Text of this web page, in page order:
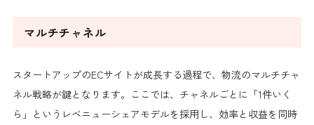
マルチチャネル
スタートアップのECサイトが成長する過程で、物流のマルチチャ
ネル戦略が鍵となります。ここでは、チャネルごとに「1件いく
ら」というレベニューシェアモデルを採用し、効率と収益を同時